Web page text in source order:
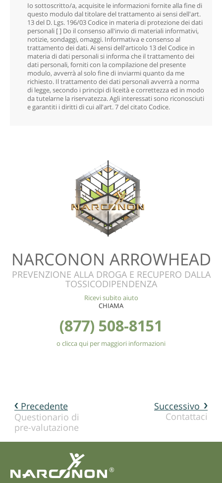
Io sottoscritto/a, acquisite le informazioni fornite alla fine di
questo modulo dal titolare del trattamento ai sensi dell'art.
13 del D. Lgs. 196/03 Codice in materia di protezione dei dati
personali [ ] Do il consenso all'invio di materiali informativi,
notizie, sondaggi, omaggi. Informativa e consenso al
trattamento dei dati. Ai sensi dell'articolo 13 del Codice in
materia di dati personali si informa che il trattamento dei
dati personali, forniti con la compilazione del presente
modulo, avverrà al solo fine di inviarmi quanto da me
richiesto. Il trattamento dei dati personali avverrà a norma
di legge, secondo i principi di liceità e correttezza ed in modo
da tutelarne la riservatezza. Agli interessati sono riconosciuti
e garantiti i diritti di cui all'art. 7 del citato Codice.
NARCONON ARROWHEAD
PREVENZIONE ALLA DROGA E RECUPERO DALLA
TOSSICODIPENDENZA
Ricevi subito aiuto
CHIAMA
(877) 508-8151
o clicca qui per maggiori informazioni
Successivo
Contattaci
Precedente
Questionario di
pre-valutazione
®